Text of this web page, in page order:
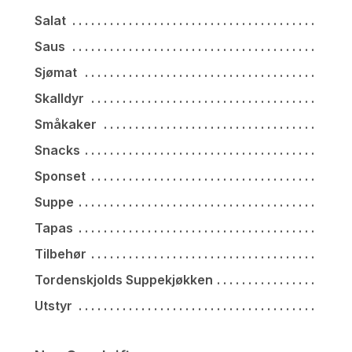
Salat
Saus
Sjømat
Skalldyr
Småkaker
Snacks
Sponset
Suppe
Tapas
Tilbehør
Tordenskjolds Suppekjøkken
Utstyr